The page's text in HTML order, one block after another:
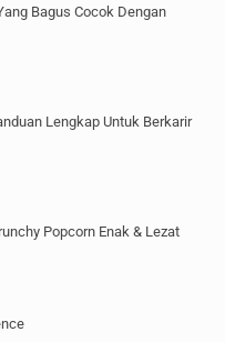
Bagus Cocok Dengan
Lengkap Untuk Berkarir
Popcorn Enak & Lezat